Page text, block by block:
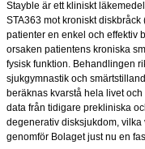
Stayble är ett kliniskt
STA363 mot kroniskt
patienter en enkel och effektiv
orsaken patientens kroniska
fysisk funktion. Behandlingen
sjukgymnastik och
beräknas kvarstå hela livet
data från tidigare prekliniska
degenerativ disksjukdom,
genomför Bolaget just nu en